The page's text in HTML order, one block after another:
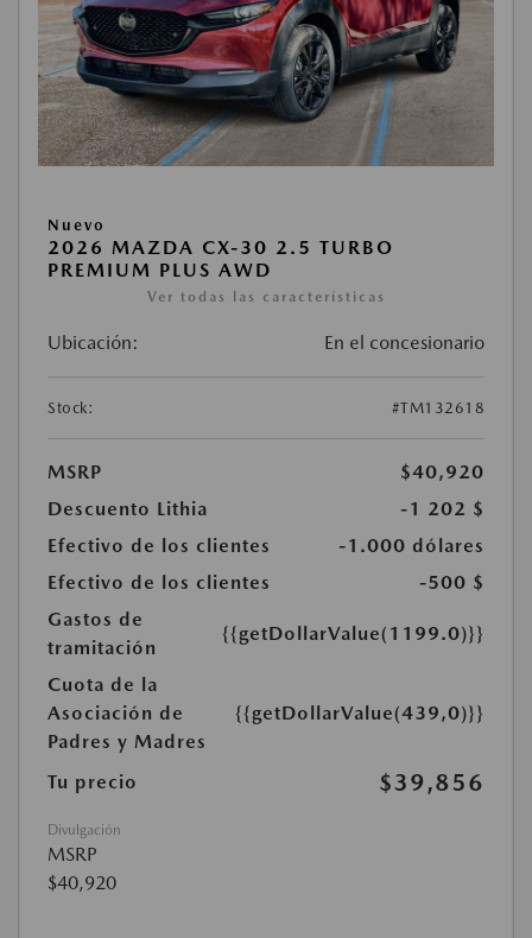
Nuevo
2026 MAZDA CX-30 2.5 TURBO
PREMIUM PLUS AWD
Ver todas las características
Ubicación: En el concesionario
Stock: #TM132618
MSRP
$40,920
Descuento Lithia
-1 202 $
Efectivo de los clientes
-1.000 dólares
Efectivo de los clientes
-500 $
Gastos de
tramitación
{{getDollarValue(1199.0)}}
Cuota de la
Asociación de
Padres y Madres
{{getDollarValue(439,0)}}
Tu precio $39,856
Divulgación
MSRP
$40,920